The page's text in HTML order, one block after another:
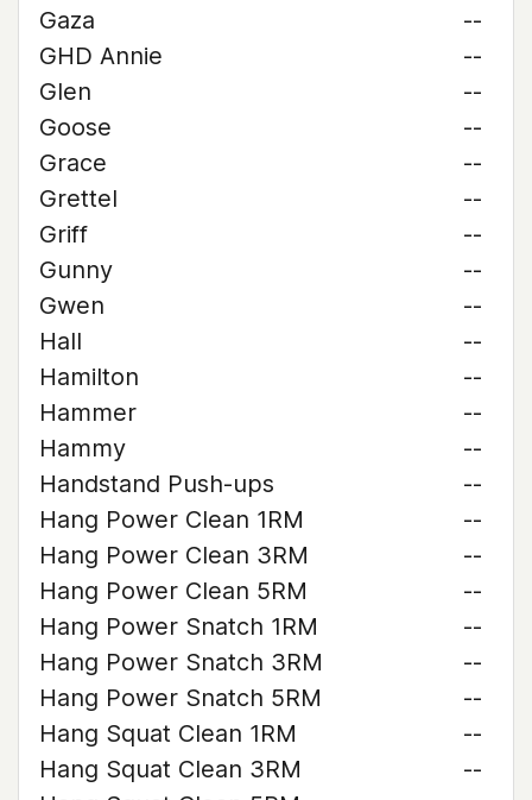
Gaza
--
GHD Annie
--
Glen
--
Goose
--
Grace
--
Grettel
--
Griff
--
Gunny
--
Gwen
--
Hall
--
Hamilton
--
Hammer
--
Hammy
--
Handstand Push-ups
--
Hang Power Clean 1RM
--
Hang Power Clean 3RM
--
Hang Power Clean 5RM
--
Hang Power Snatch 1RM
--
Hang Power Snatch 3RM
--
Hang Power Snatch 5RM
--
Hang Squat Clean 1RM
--
Hang Squat Clean 3RM
--